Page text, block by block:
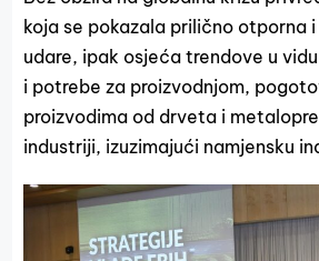
koja se pokazala prilično otporna
udare, ipak osjeća trendove u
i potrebe za proizvodnjom,
proizvodima od drveta i
industriji, izuzimajući namjensku